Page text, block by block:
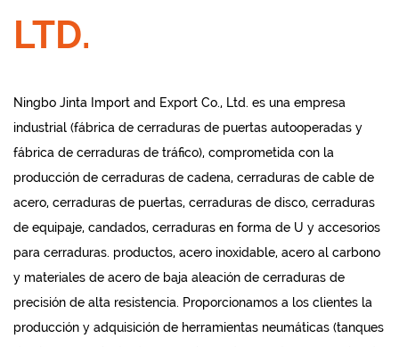
LTD.
Ningbo Jinta Import and Export Co., Ltd. es una empresa
industrial (fábrica de cerraduras de puertas autooperadas y
fábrica de cerraduras de tráfico), comprometida con la
producción de cerraduras de cadena, cerraduras de cable de
acero, cerraduras de puertas, cerraduras de disco, cerraduras
de equipaje, candados, cerraduras en forma de U y accesorios
para cerraduras. productos, acero inoxidable, acero al carbono
y materiales de acero de baja aleación de cerraduras de
precisión de alta resistencia. Proporcionamos a los clientes la
producción y adquisición de herramientas neumáticas (tanques